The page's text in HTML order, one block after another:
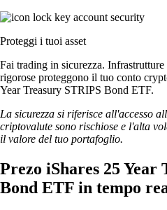
Proteggi i tuoi asset
Fai trading in sicurezza.
rigorose proteggono il tuo conto
Year Treasury STRIPS Bond ETF.
La sicurezza si riferisce all'accesso
criptovalute sono rischiose e l'alta
il valore del tuo portafoglio.
Prezo iShares 25 Year
Bond ETF in tempo